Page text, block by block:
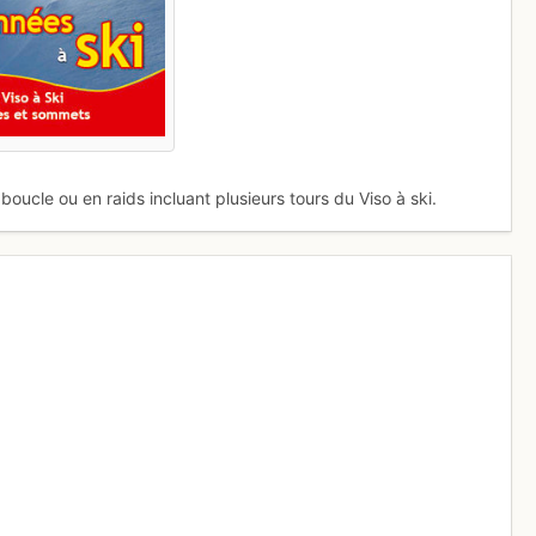
ou en raids incluant plusieurs tours du Viso à ski.